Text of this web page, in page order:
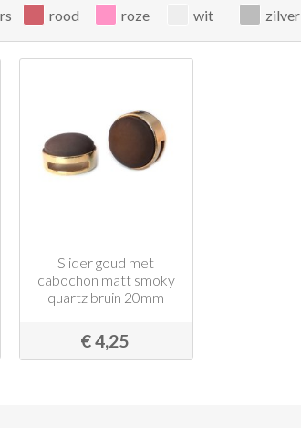
rood roze wit zilver
Slider goud met
cabochon matt smoky
quartz bruin 20mm
€ 4,25